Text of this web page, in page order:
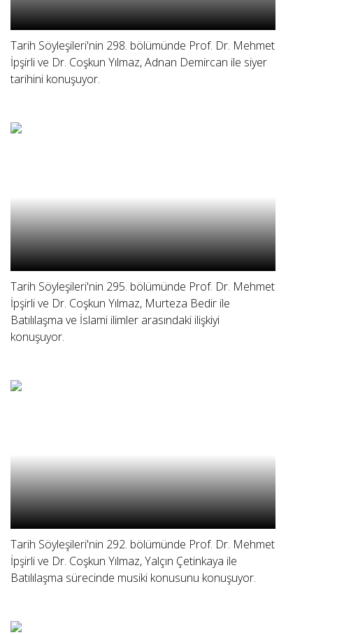
Tarih Söyleşileri'nin 298. bölümünde Prof. Dr. Mehmet
İpşirli ve Dr. Coşkun Yılmaz, Adnan Demircan ile siyer
tarihini konuşuyor.
Tarih Söyleşileri'nin 295. bölümünde Prof. Dr. Mehmet
İpşirli ve Dr. Coşkun Yılmaz, Murteza Bedir ile
Batılılaşma ve İslami ilimler arasındaki ilişkiyi
konuşuyor.
Tarih Söyleşileri'nin 292. bölümünde Prof. Dr. Mehmet
İpşirli ve Dr. Coşkun Yılmaz, Yalçın Çetinkaya ile
Batılılaşma sürecinde musiki konusunu konuşuyor.